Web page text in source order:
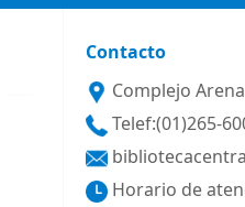
Contacto
Complejo
Telef:(01)265-
Horario de